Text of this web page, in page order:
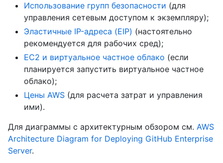
Использование групп безопасности (для
управления сетевым доступом к экземпляру);
Эластичные IP-адреса (EIP) (настоятельно
рекомендуется для рабочих сред);
EC2 и виртуальное частное облако (если
планируется запустить виртуальное частное
облако);
Цены AWS (для расчета затрат и управления
ими).
Для диаграммы с архитектурным обзором см. AWS
Architecture Diagram for Deploying GitHub Enterprise
Server.